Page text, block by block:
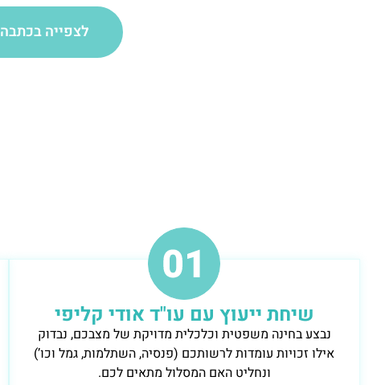
לצפייה בכתבה
שיחת ייעוץ עם עו"ד אודי קליפי
נבצע בחינה משפטית וכלכלית מדויקת של מצבכם, נבדוק
אילו זכויות עומדות לרשותכם (פנסיה, השתלמות, גמל וכו’)
ונחליט האם המסלול מתאים לכם.